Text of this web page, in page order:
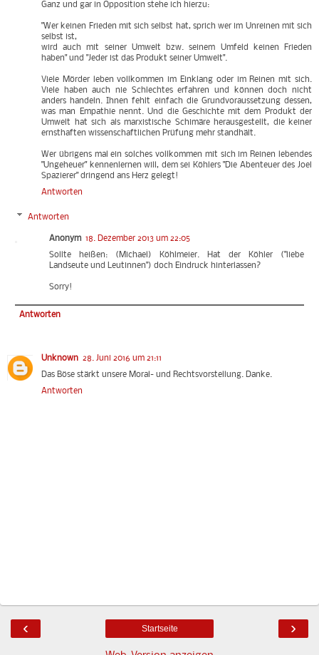
Ganz und gar in Opposition stehe ich hierzu:
"Wer keinen Frieden mit sich selbst hat, sprich wer im Unreinen mit sich
selbst ist,
wird auch mit seiner Umwelt bzw. seinem Umfeld keinen Frieden
haben" und "Jeder ist das Produkt seiner Umwelt".
Viele Mörder leben vollkommen im Einklang oder im Reinen mit sich.
Viele haben auch nie Schlechtes erfahren und können doch nicht
anders handeln. Ihnen fehlt einfach die Grundvoraussetzung dessen,
was man Empathie nennt. Und die Geschichte mit dem Produkt der
Umwelt hat sich als marxistische Schimäre herausgestellt, die keiner
ernsthaften wissenschaftlichen Prüfung mehr standhält.
Wer übrigens mal ein solches vollkommen mit sich im Reinen lebendes
"Ungeheuer" kennenlernen will, dem sei Köhlers "Die Abenteuer des Joel
Spazierer" dringend ans Herz gelegt!
Antworten
Antworten
Anonym 18. Dezember 2013 um 22:05
Sollte heißen: (Michael) Köhlmeier. Hat der Köhler ("liebe
Landseute und Leutinnen") doch Eindruck hinterlassen?
Sorry!
Antworten
Unknown 28. Juni 2016 um 21:11
Das Böse stärkt unsere Moral- und Rechtsvorstellung. Danke.
Antworten
‹ ›
Startseite